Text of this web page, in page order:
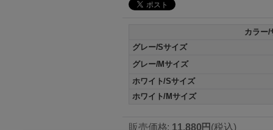
カラー/
グレー/Sサイズ
グレー/Mサイズ
ホワイト/Sサイズ
ホワイト/Mサイズ
販売価格: 11,880円 (税込)